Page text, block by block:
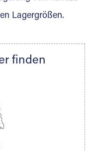
Lagergrößen.
finden